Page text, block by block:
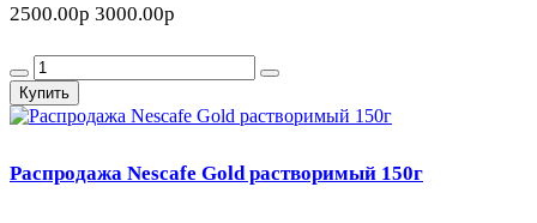
2500.00р 3000.00р
Купить
Распродажа Nescafe Gold растворимый 150г